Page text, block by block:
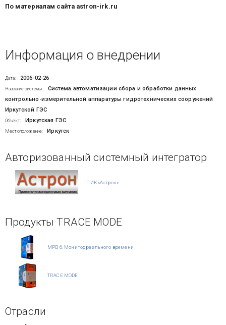
По материалам сайта astron-irk.ru
Информация о внедрении
Дата: 2006-02-26
Название системы:
Система автоматизации сбора и обработки данных
контрольно-измерительной аппаратуры гидротехнических сооружений
Иркутской ГЭС
Объект: Иркутская ГЭС
Местоположение: Иркутск
Авторизованный системный интегратор
ПИК «Астрон»
Продукты TRACE MODE
МРВ 6. Монитор реального времени
TRACE MODE
Отрасли